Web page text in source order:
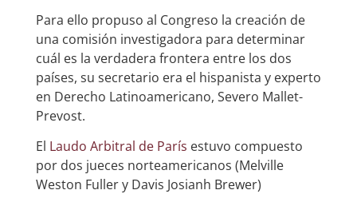
Para ello propuso al Congreso la creación de
una comisión investigadora para determinar
cuál es la verdadera frontera entre los dos
países, su secretario era el hispanista y experto
en Derecho Latinoamericano, Severo Mallet-
Prevost.
El Laudo Arbitral de París estuvo compuesto
por dos jueces norteamericanos (Melville
Weston Fuller y Davis Josianh Brewer)